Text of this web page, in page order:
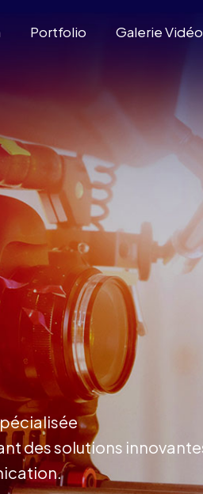
Portfolio Galerie Vidéo
des solutions